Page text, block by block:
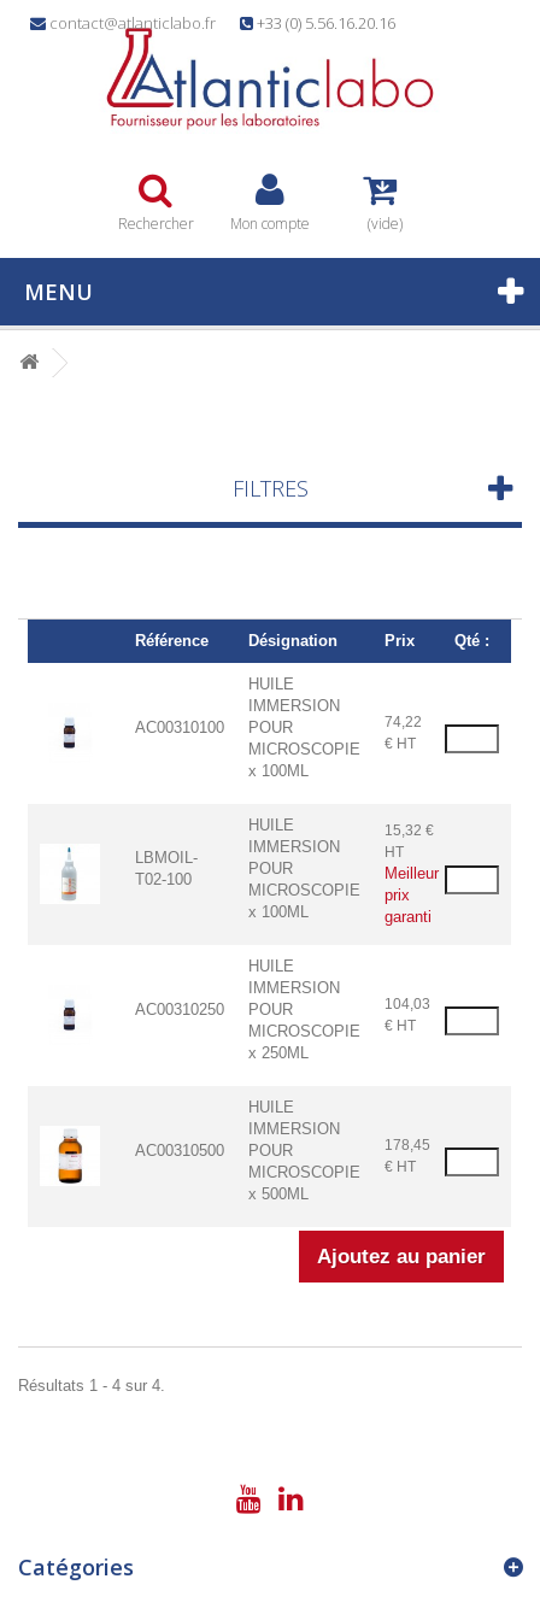
contact@atlanticlabo.fr +33 (0) 5.56.16.20.16
Rechercher Mon compte (vide)
MENU
FILTRES
Référence Désignation Prix Qté :
AC00310100
HUILE
IMMERSION
POUR
MICROSCOPIE
x 100ML
74,22
€ HT
LBMOIL-
T02-100
HUILE
IMMERSION
POUR
MICROSCOPIE
x 100ML
15,32 €
HT
AC00310250
HUILE
IMMERSION
POUR
MICROSCOPIE
x 250ML
104,03
€ HT
AC00310500
HUILE
IMMERSION
POUR
MICROSCOPIE
x 500ML
178,45
€ HT
Résultats 1 - 4 sur 4.
Catégories